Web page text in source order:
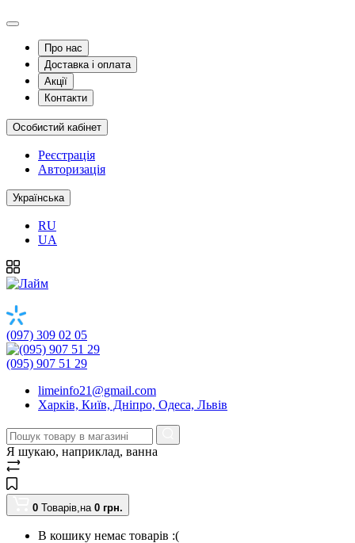
Про нас
Доставка і оплата
Акції
Контакти
Особистий кабінет
Реєстрація
Авторизація
Українська
RU
UA
(097) 309 02 05
(095) 907 51 29
limeinfo21@gmail.com
Харків, Київ, Дніпро, Одеса, Львів
Я шукаю, наприклад, ванна
0 Товарів,на 0 грн.
В кошику немає товарів :(